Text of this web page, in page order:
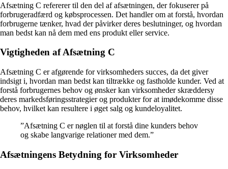
Afsætning C refererer til den del af afsætningen, der fokuserer på
forbrugeradfærd og købsprocessen. Det handler om at forstå, hvordan
forbrugerne tænker, hvad der påvirker deres beslutninger, og hvordan
man bedst kan nå dem med ens produkt eller service.
Vigtigheden af Afsætning C
Afsætning C er afgørende for virksomheders succes, da det giver
indsigt i, hvordan man bedst kan tiltrække og fastholde kunder. Ved at
forstå forbrugernes behov og ønsker kan virksomheder skræddersy
deres markedsføringsstrategier og produkter for at imødekomme disse
behov, hvilket kan resultere i øget salg og kundeloyalitet.
”Afsætning C er nøglen til at forstå dine kunders behov
og skabe langvarige relationer med dem.”
Afsætningens Betydning for Virksomheder